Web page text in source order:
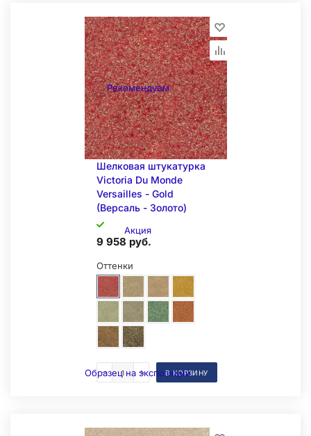
Рекомендуем
Акция
Образец на экспозиции
Шелковая штукатурка
Victoria Du Monde
Versailles - Gold
(Версаль - Золото)
9 958 руб.
Оттенки
В КОРЗИНУ